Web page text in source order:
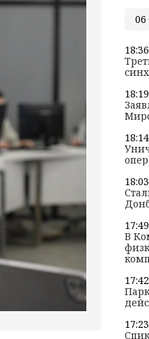
06
18:36
18:19
18:14
18:03
17:49
В
17:42
17:23